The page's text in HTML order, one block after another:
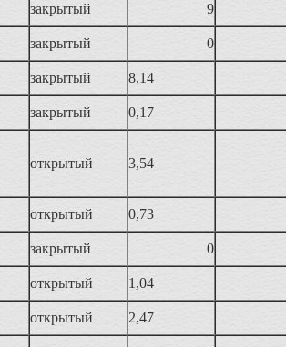
закрытый
9
закрытый
0
закрытый
8,14
закрытый 0,17
открытый 3,54
открытый 0,73
закрытый
0
открытый
1,04
открытый
2,47